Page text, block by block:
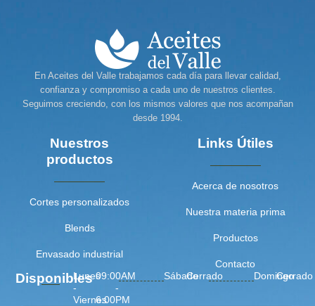
En Aceites del Valle trabajamos cada día para llevar calidad,
confianza y compromiso a cada uno de nuestros clientes.
Seguimos creciendo, con los mismos valores que nos acompañan
desde 1994.
Nuestros
productos
Cortes personalizados
Blends
Envasado industrial
Links Útiles
Acerca de nosotros
Nuestra materia prima
Productos
Contacto
Disponibles
Lunes
-
Viernes
09:00AM
-
6:00PM
SábadoCerrado DomingoCerrado